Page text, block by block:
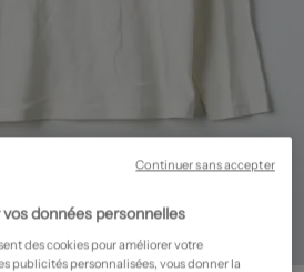
données personnelles
des cookies pour améliorer votre
publicités personnalisées, vous donner la
Continuer sans accepter